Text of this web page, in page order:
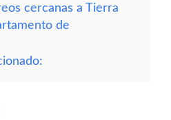
cercanas a Tierra
de